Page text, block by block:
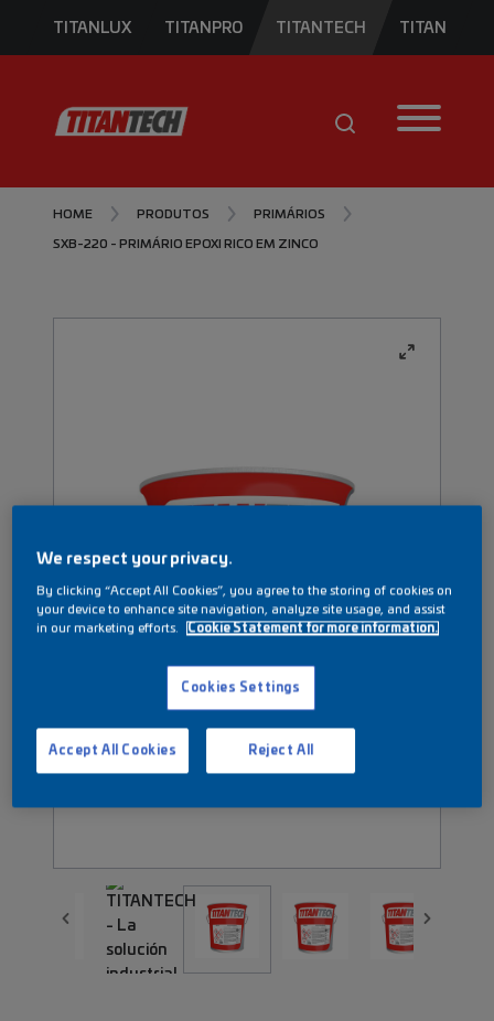
TITANLUX TITANPRO TITANTECH TITAN
HOME PRODUTOS PRIMÁRIOS
SXB-220 - PRIMÁRIO EPOXI RICO EM ZINCO
We respect your privacy.
By clicking “Accept All Cookies”, you agree to the storing of cookies on
your device to enhance site navigation, analyze site usage, and assist
in our marketing efforts.
Cookie Statement for more information.
Cookies Settings
Reject All
Accept All Cookies